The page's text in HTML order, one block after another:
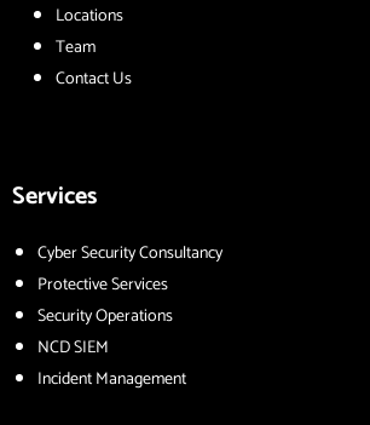
Locations
Team
Contact Us
Services
Cyber Security Consultancy
Protective Services
Security Operations
NCD SIEM
Incident Management